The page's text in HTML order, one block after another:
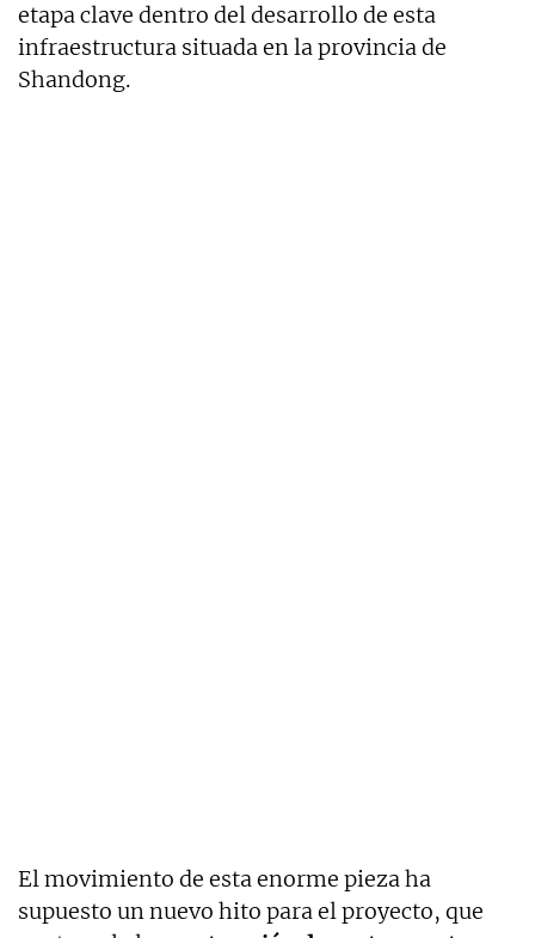
etapa clave dentro del desarrollo de esta
infraestructura situada en la provincia de
Shandong.
El movimiento de esta enorme pieza ha
supuesto un nuevo hito para el proyecto, que